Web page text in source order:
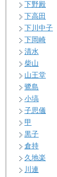
下野殿
下高田
下川中子
下岡崎
清水
柴山
山王堂
鷺島
小塙
子思儀
甲
黒子
倉持
久地楽
川連